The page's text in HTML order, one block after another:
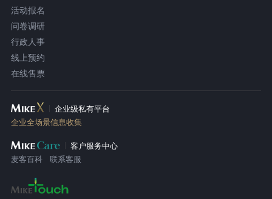
活动报名
问卷调研
行政人事
线上预约
在线售票
企业级私有平台
企业全场景信息收集
客户服务中心
麦客百科
联系客服